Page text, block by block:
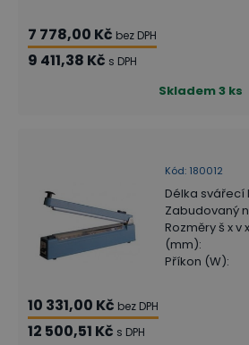
7 778,00 Kč bez DPH
9 411,38 Kč s DPH
Skladem3 ks
Kód: 180012
Délka svářecí
Zabudovaný
Rozměry š x v
(mm):
Příkon (W):
10 331,00 Kč bez DPH
12 500,51 Kč s DPH